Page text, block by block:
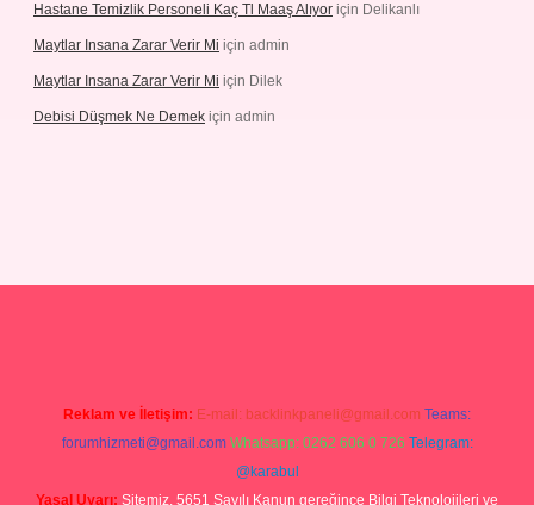
Hastane Temizlik Personeli Kaç Tl Maaş Alıyor için Delikanlı
Maytlar Insana Zarar Verir Mi için admin
Maytlar Insana Zarar Verir Mi için Dilek
Debisi Düşmek Ne Demek için admin
Reklam ve İletişim: E-mail: backlinkpaneli@gmail.com Teams:
forumhizmeti@gmail.com Whatsapp: 0262 606 0 726 Telegram:
@karabul
Yasal Uyarı: Sitemiz, 5651 Sayılı Kanun gereğince Bilgi Teknolojileri ve